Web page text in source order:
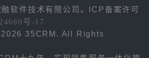
软件技术有限公司。ICP备案许可
号-17
35CRM. All Rights